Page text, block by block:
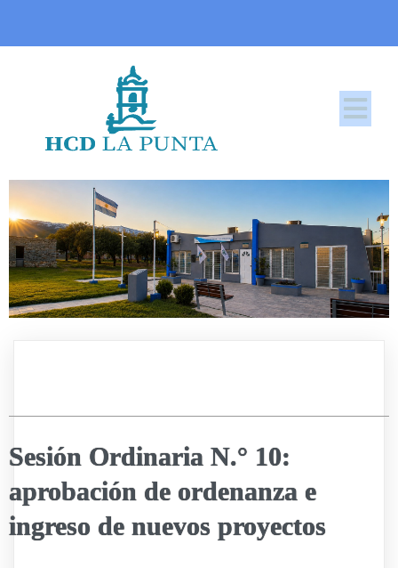
Sesión Ordinaria N.° 10:
aprobación de ordenanza e
ingreso de nuevos proyectos